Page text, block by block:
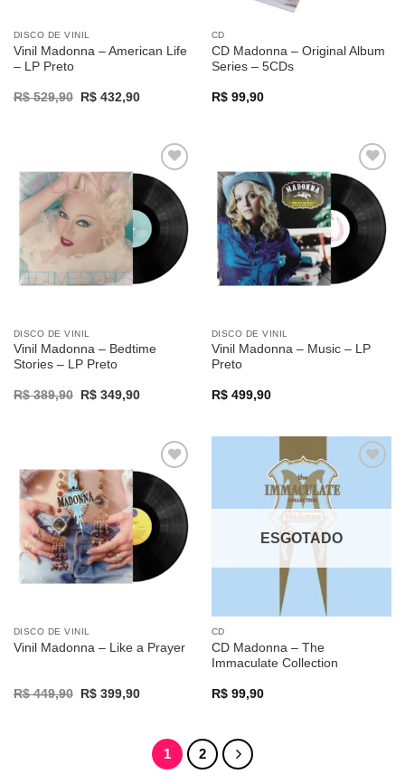
DISCO DE VINIL
Vinil Madonna – American Life
– LP Preto
R$529,90
Original
R$432,90Current
CD
CD Madonna – Original Album
Series – 5CDs
R$99,90
Adicionar
a lista de
desejos
DISCO DE VINIL
Vinil Madonna – Bedtime
Stories – LP Preto
R$389,90
Original
R$349,90Current
Adicionar
a lista de
desejos
DISCO DE VINIL
Vinil Madonna – Music – LP
Preto
R$499,90
Adicionar
a lista de
desejos
DISCO DE VINIL
Vinil Madonna – Like a Prayer
R$449,90
Original
R$399,90Current
Adicionar
a lista de
ESGOTADO
CD
CD Madonna – The
Immaculate Collection
R$99,90
1 2